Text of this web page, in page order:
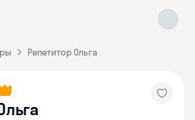
Репетитор Ольга